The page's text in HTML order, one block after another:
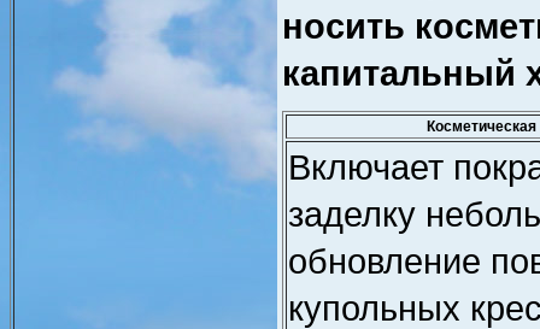
носить
капитальный
Косметическая
Включает
заделку
обновление
купольных